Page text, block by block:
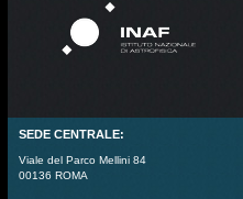
SEDE CENTRALE:
Viale del Parco Mellini 84
00136 ROMA